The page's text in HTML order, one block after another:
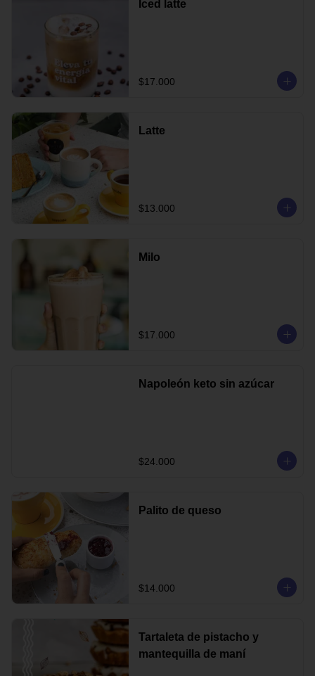
Iced latte
$17.000
Latte
$13.000
Milo
$17.000
Napoleón keto sin azúcar
$24.000
Palito de queso
$14.000
Tartaleta de pistacho y
mantequilla de maní